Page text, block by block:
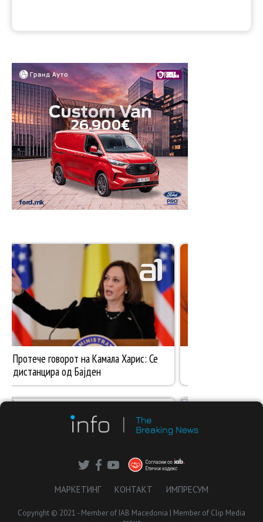
МАРКЕТИНГ КОНТАКТ ИМПРЕСУМ
Copyright © 2021 - Member of IAB Macedonia | Member of Clip Media